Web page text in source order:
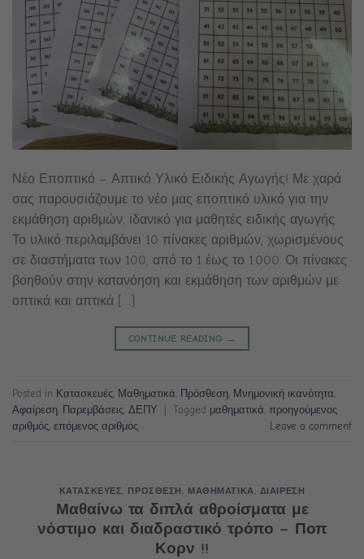
Νέο Εποπτικό – Απτικό Υλικό Ειδικής Αγωγής! Με χαρά
σας παρουσιάζουμε το νέο μας εποπτικό υλικό για την
εκμάθηση αριθμών, ιδανικό για μαθητές ειδικής αγωγής.
Το υλικό περιλαμβάνει 10 πίνακες αριθμών, χωρισμένους
σε διαστήματα των 100, από το 1 έως το 1.000. Οι πίνακες
βοηθούν στην κατανόηση και εκμάθηση των αριθμών με
οπτικά και απτικά […]
CONTINUE READING →
Posted in Κατασκευές Μαθηματικά Πρόσθεση Μνημονική ικανότητα
Αφαίρεση Παρεμβάσεις ΔΕΠΥ Tagged μαθηματικά προηγούμενος
αριθμός επόμενος αριθμός Leave a comment
ΚΑΤΑΣΚΕΥΕΣ, ΠΡΟΣΘΕΣΗ, ΜΑΘΗΜΑΤΙΚΑ, ΔΙΑΙΡΕΣΗ
Μαθαίνω τα διπλά αθροίσματα με
νόστιμο και διαδραστικό τρόπο – Ποπ
Κορν !!